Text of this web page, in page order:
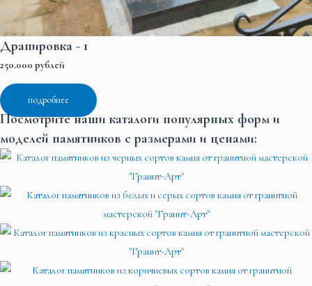
Драпировка - 1
250.000 рублей
подробнее
Посмотрите наши каталоги популярных форм и
моделей памятников с размерами и ценами: